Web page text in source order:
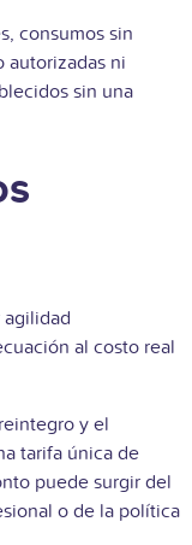
consumos sin
autorizadas ni
sin una
al costo real
y el
tarifa única de
puede surgir del
o de la política